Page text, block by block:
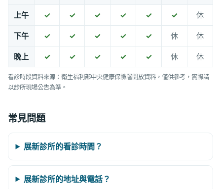
上午 ✓ ✓ ✓ ✓ ✓ ✓ 休
下午 ✓ ✓ ✓ ✓ ✓ 休 休
晚上 ✓ ✓ ✓ ✓ ✓ 休 休
看診時段資料來源：衛生福利部中央健康保險署開放資料，僅供參考，實際請
以診所現場公告為準。
常見問題
展新診所的看診時間？
展新診所的地址與電話？